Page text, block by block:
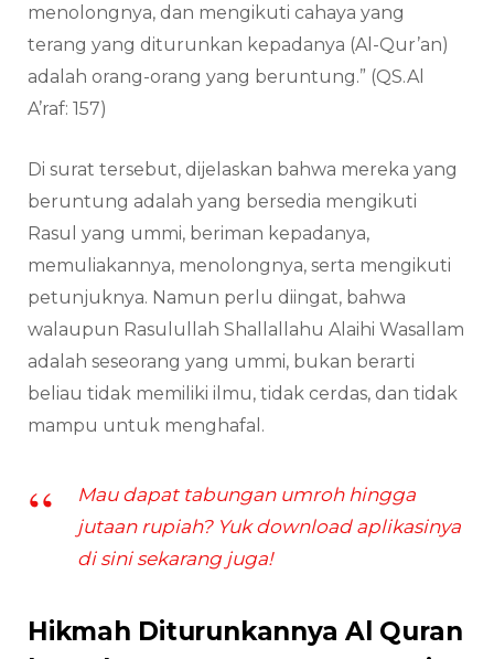
menolongnya, dan mengikuti cahaya yang
terang yang diturunkan kepadanya (Al-Qur’an)
adalah orang-orang yang beruntung.” (QS.Al
A’raf: 157)
Di surat tersebut, dijelaskan bahwa mereka yang
beruntung adalah yang bersedia mengikuti
Rasul yang ummi, beriman kepadanya,
memuliakannya, menolongnya, serta mengikuti
petunjuknya. Namun perlu diingat, bahwa
walaupun Rasulullah Shallallahu Alaihi Wasallam
adalah seseorang yang ummi, bukan berarti
beliau tidak memiliki ilmu, tidak cerdas, dan tidak
mampu untuk menghafal.
Mau dapat tabungan umroh hingga
jutaan rupiah? Yuk download aplikasinya
di sini sekarang juga!
Hikmah Diturunkannya Al Quran